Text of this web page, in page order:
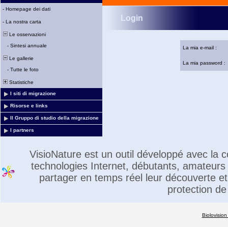
- Homepage dei dati
- La nostra carta
Le osservazioni
- Sintesi annuale
Le gallerie
- Tutte le foto
Statistiche
I siti di migrazione
Risorse e links
Il Gruppo di studio della migrazione
I partners
Login
La mia e-mail :
La mia password :
VisioNature est un outil développé avec la
technologies Internet, débutants,
partager en temps réel leur découverte
protection
Biolovision